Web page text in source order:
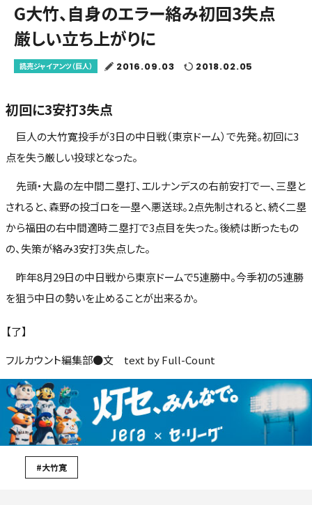
G大竹、自身のエラー絡み初回3失点
厳しい立ち上がりに
読売ジャイアンツ（巨人） 2016.09.03 2018.02.05
初回に3安打3失点
巨人の大竹寛投手が3日の中日戦（東京ドーム）で先発。初回に3
点を失う厳しい投球となった。
先頭・大島の左中間二塁打、エルナンデスの右前安打で一、三塁と
されると、森野の投ゴロを一塁へ悪送球。2点先制されると、続く二塁
から福田の右中間適時二塁打で3点目を失った。後続は断ったもの
の、失策が絡み3安打3失点した。
昨年8月29日の中日戦から東京ドームで5連勝中。今季初の5連勝
を狙う中日の勢いを止めることが出来るか。
【了】
フルカウント編集部●文 text by Full-Count
#大竹寛